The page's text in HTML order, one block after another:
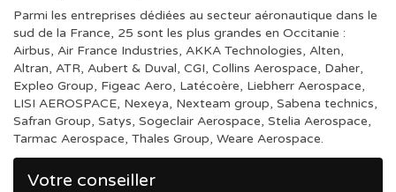
Parmi les entreprises dédiées au secteur aéronautique dans le
sud de la France, 25 sont les plus grandes en Occitanie :
Airbus, Air France Industries, AKKA Technologies, Alten,
Altran, ATR, Aubert & Duval, CGI, Collins Aerospace, Daher,
Expleo Group, Figeac Aero, Latécoère, Liebherr Aerospace,
LISI AEROSPACE, Nexeya, Nexteam group, Sabena technics,
Safran Group, Satys, Sogeclair Aerospace, Stelia Aerospace,
Tarmac Aerospace, Thales Group, Weare Aerospace.
Votre conseiller